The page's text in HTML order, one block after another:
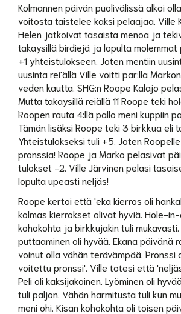
Kolmannen päivän puolivälissä alkoi
voitosta taistelee kaksi pelaajaa. Ville
Helen jatkoivat tasaista menoa ja
takaysillä birdiejä ja lopulta
+1 yhteistulokseen. Joten mentiin
uusinta rei'ällä Ville voitti par:lla
veden kautta. SHG:n Roope Kalajo
Mutta takaysillä reiällä 11 Roope teki
Roopen rauta 4:llä pallo meni kuppiin
Tämän lisäksi Roope teki 3 birkkua eli
Yhteistulokseksi tuli +5. Joten
pronssia! Roope ja Marko pelasivat
tulokset -2. Ville Järvinen pelasi
lopulta upeasti neljäs!
Roope kertoi että 'eka kierros oli
kolmas kierrokset olivat hyviä. Hole-
kohokohta ja birkkujakin tuli
puttaaminen oli hyvää. Ekana päivänä
voinut olla vähän terävämpää. Pronssi
voitettu pronssi'. Ville totesi että
Peli oli kaksijakoinen. Lyöminen oli
tuli paljon. Vähän harmitusta tuli kun
meni ohi. Kisan kohokohta oli toisen